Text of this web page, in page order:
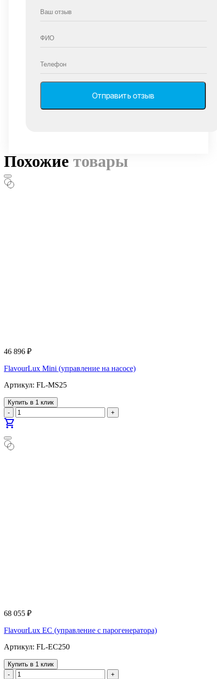
Похожие товары
46 896 ₽
FlavourLux Mini (управление на насосе)
Артикул: FL-MS25
Купить в 1 клик
-
+
shopping_cart
68 055 ₽
FlavourLux EC (управление с парогенератора)
Артикул: FL-EC250
Купить в 1 клик
-
+